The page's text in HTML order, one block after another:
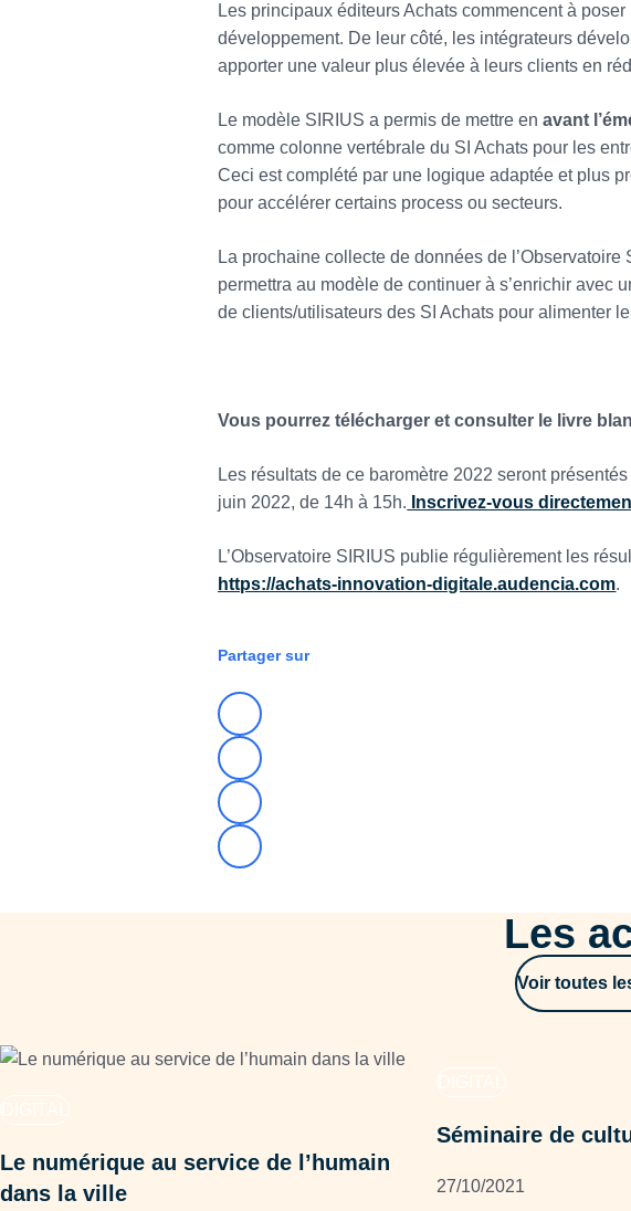
Les principaux éditeurs Achats commencent à
développement. De leur côté, les intégrateurs
apporter une valeur plus élevée à leurs clients en
Le modèle SIRIUS a permis de mettre enavant
comme colonne vertébrale du SI Achats pour les
Ceci est complété par une logique adaptée et plus
pour accélérer certains process ou secteurs.
La prochaine collecte de données de
permettra au modèle de continuer à s’enrichir
de clients/utilisateurs des SI Achats pour alimenter
Vous pourrez télécharger et consulter le livre
Les résultats de ce baromètre 2022 seront
juin 2022, de 14h à 15h. Inscrivez-vous
L’Observatoire SIRIUS publie régulièrement les
https://achats-innovation-digitale.audencia.com.
Partager sur
Les
Voir toutes
Le numérique au service de l’humain
dans la ville
Séminaire de
27/10/2021